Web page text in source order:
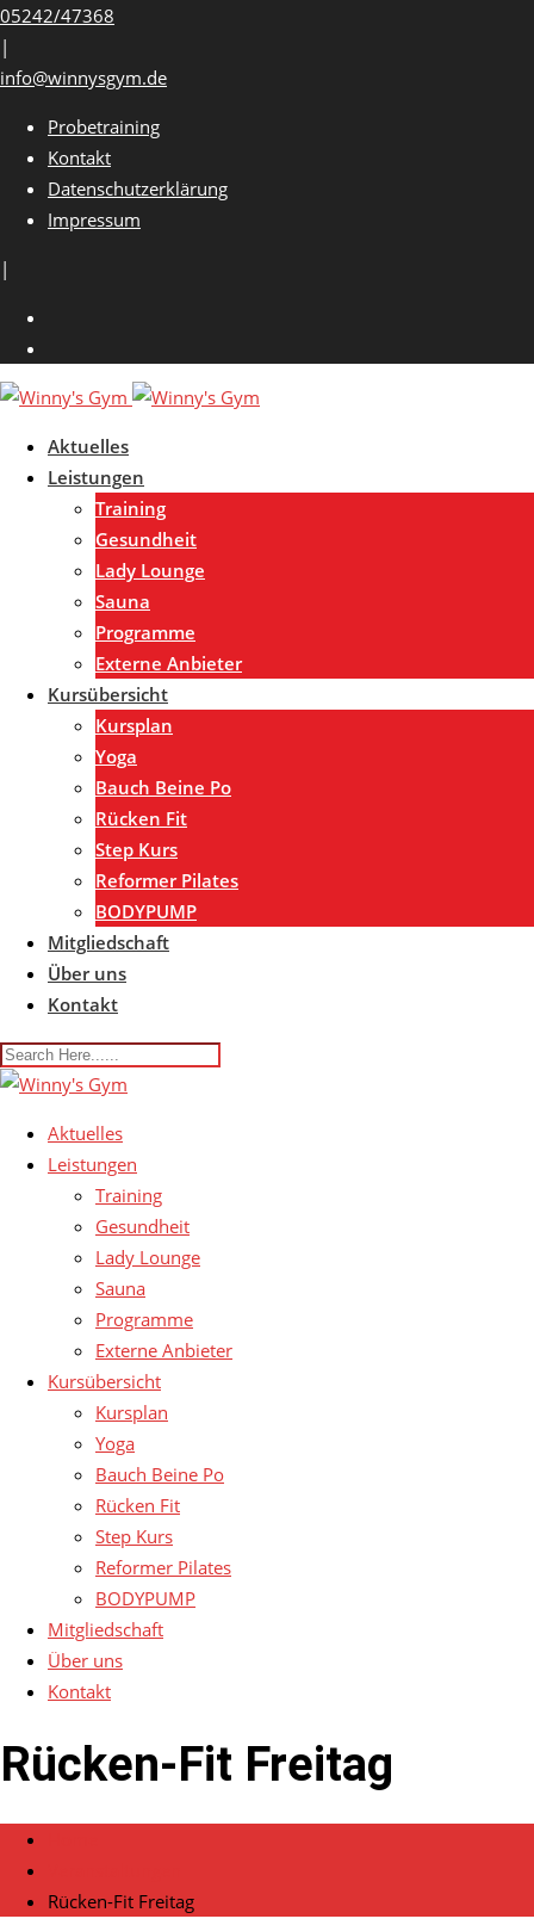
Skip
to
content
05242/47368
|
info@winnysgym.de
Probetraining
Kontakt
Datenschutzerklärung
Impressum
|
Aktuelles
Leistungen
Training
Gesundheit
Lady Lounge
Sauna
Programme
Externe Anbieter
Kursübersicht
Kursplan
Yoga
Bauch Beine Po
Rücken Fit
Step Kurs
Reformer Pilates
BODYPUMP
Mitgliedschaft
Über uns
Kontakt
Aktuelles
Leistungen
Training
Gesundheit
Lady Lounge
Sauna
Programme
Externe Anbieter
Kursübersicht
Kursplan
Yoga
Bauch Beine Po
Rücken Fit
Step Kurs
Reformer Pilates
BODYPUMP
Mitgliedschaft
Über uns
Kontakt
Rücken-Fit Freitag
Rücken-Fit Freitag